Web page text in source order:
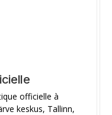
officielle à
keskus, Tallinn,